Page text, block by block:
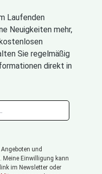
Laufenden
Neuigkeiten mehr,
Sie regelmäßig
direkt in
und
Meine Einwilligung kann
im Newsletter oder